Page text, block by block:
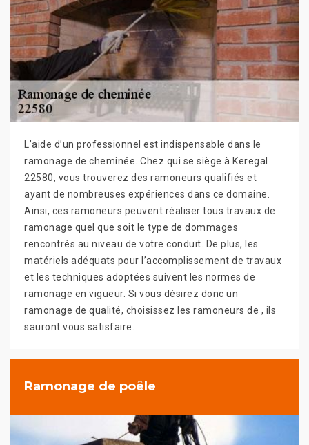
L’aide d’un professionnel est indispensable dans le
ramonage de cheminée. Chez qui se siège à Keregal
22580, vous trouverez des ramoneurs qualifiés et
ayant de nombreuses expériences dans ce domaine.
Ainsi, ces ramoneurs peuvent réaliser tous travaux de
ramonage quel que soit le type de dommages
rencontrés au niveau de votre conduit. De plus, les
matériels adéquats pour l’accomplissement de travaux
et les techniques adoptées suivent les normes de
ramonage en vigueur. Si vous désirez donc un
ramonage de qualité, choisissez les ramoneurs de , ils
sauront vous satisfaire.
Ramonage de poêle